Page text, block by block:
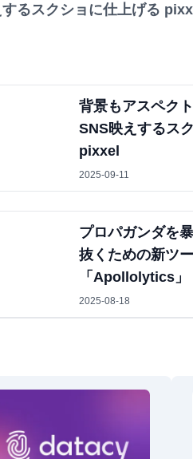
するスクショに仕上げる
背景もアスペク
SNS映えするス
pixxel
2025-09-11
プロパガンダを
抜くための新ツ
「Apollolytics」
2025-08-18